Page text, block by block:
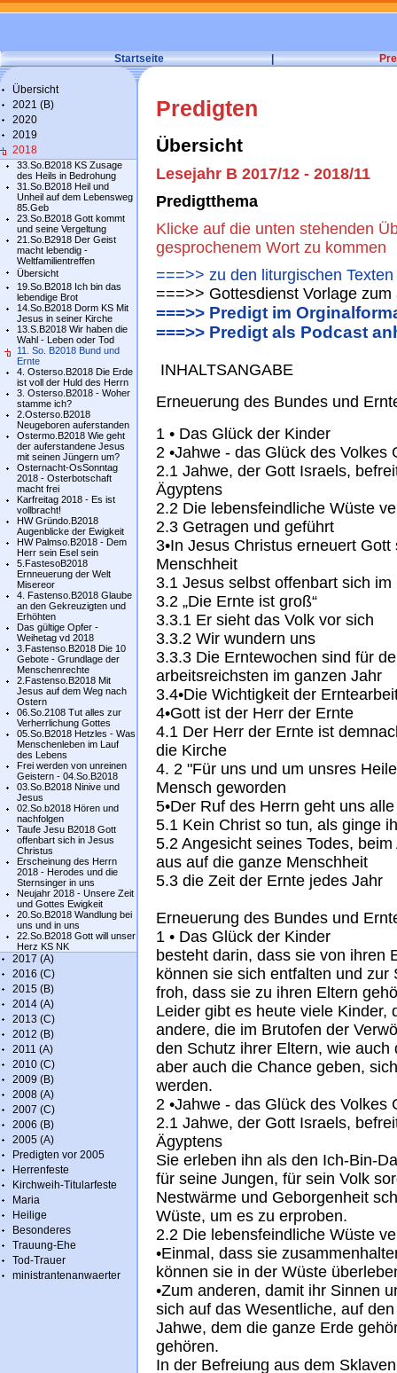
Startseite |
Übersicht
2021 (B)
2020
2019
2018
33.So.B2018 KS Zusage
des Heils in Bedrohung
31.So.B2018 Heil und
Unheil auf dem Lebensweg
85.Geb
23.So.B2018 Gott kommt
und seine Vergeltung
21.So.B2918 Der Geist
macht lebendig -
Weltfamilientreffen
Übersicht
19.So.B2018 Ich bin das
lebendige Brot
14.So.B2018 Dorm KS Mit
Jesus in seiner Kirche
13.S.B2018 Wir haben die
Wahl - Leben oder Tod
11. So. B2018 Bund und
Ernte
4. Osterso.B2018 Die Erde
ist voll der Huld des Herrn
3. Osterso.B2018 - Woher
stamme ich?
2.Osterso.B2018
Neugeboren auferstanden
Ostermo.B2018 Wie geht
der auferstandene Jesus
mit seinen Jüngern um?
Osternacht-OsSonntag
2018 - Osterbotschaft
macht frei
Karfreitag 2018 - Es ist
vollbracht!
HW Gründo.B2018
Augenblicke der Ewigkeit
HW Palmso.B2018 - Dem
Herr sein Esel sein
5.FastesoB2018
Ernneuerung der Welt
Misereor
4. Fastenso.B2018 Glaube
an den Gekreuzigten und
Erhöhten
Das gültige Opfer -
Weihetag vd 2018
3.Fastenso.B2018 Die 10
Gebote - Grundlage der
Menschenrechte
2.Fastenso.B2018 Mit
Jesus auf dem Weg nach
Ostern
06.So.2108 Tut alles zur
Verherrlichung Gottes
05.So.B2018 Hetzles - Was
Menschenleben im Lauf
des Lebens
Frei werden von unreinen
Geistern - 04.So.B2018
03.So.B2018 Ninive und
Jesus
02.So.b2018 Hören und
nachfolgen
Taufe Jesu B2018 Gott
offenbart sich in Jesus
Christus
Erscheinung des Herrn
2018 - Herodes und die
Sternsinger in uns
Neujahr 2018 - Unsere Zeit
und Gottes Ewigkeit
20.So.B2018 Wandlung bei
uns und in uns
22.So.B2018 Gott will unser
Herz KS NK
2017 (A)
2016 (C)
2015 (B)
2014 (A)
2013 (C)
2012 (B)
2011 (A)
2010 (C)
2009 (B)
2008 (A)
2007 (C)
2006 (B)
2005 (A)
Predigten vor 2005
Herrenfeste
Kirchweih-Titularfeste
Maria
Heilige
Besonderes
Trauung-Ehe
Tod-Trauer
ministrantenanwaerter
Predigten
Übersicht
Lesejahr B 2017/12 - 2018/11
Predigtthema
Klicke auf die unten stehenden
gesprochenem Wort zu kommen
===>> zu den liturgischen Texten
===>> Gottesdienst Vorlage
===>> Predigt im
===>> Predigt als Podcast
INHALTSANGABE
Erneuerung des Bundes und
1 • Das Glück der Kinder
2 •Jahwe - das Glück des Volkes
2.1 Jahwe, der Gott Israels,
Ägyptens
2.2 Die lebensfeindliche Wüste
2.3 Getragen und geführt
3•In Jesus Christus erneuert
Menschheit
3.1 Jesus selbst offenbart sich
3.2 „Die Ernte ist groß“
3.3.1 Er sieht das Volk vor sich
3.3.2 Wir wundern uns
3.3.3 Die Erntewochen sind für
arbeitsreichsten im ganzen Jahr
3.4•Die Wichtigkeit der
4•Gott ist der Herr der Ernte
4.1 Der Herr der Ernte ist
die Kirche
4. 2 "Für uns und um unsres
Mensch geworden
5•Der Ruf des Herrn geht uns
5.1 Kein Christ so tun, als ginge
5.2 Angesicht seines Todes,
aus auf die ganze Menschheit
5.3 die Zeit der Ernte jedes Jahr
Erneuerung des Bundes und
1 • Das Glück der Kinder
besteht darin, dass sie von ihren
können sie sich entfalten und
froh, dass sie zu ihren Eltern
Leider gibt es heute viele Kinder,
andere, die im Brutofen der
den Schutz ihrer Eltern, wie
aber auch die Chance geben,
werden.
2 •Jahwe - das Glück des Volkes
2.1 Jahwe, der Gott Israels,
Ägyptens
Sie erleben ihn als den Ich-Bin-
für seine Jungen, für sein Volk
Nestwärme und Geborgenheit
Wüste, um es zu erproben.
2.2 Die lebens­feindliche Wüste
•Einmal, dass sie
können sie in der Wüste
•Zum anderen, damit ihr Sinnen
sich auf das Wesentliche, auf
Jahwe, dem die ganze Erde
gehören.
In der Befreiung aus dem